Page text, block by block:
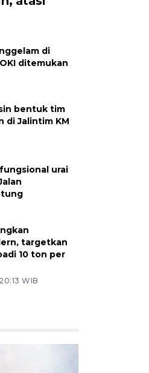
di
ditemukan
bentuk tim
di Jalintim KM
urai
targetkan
10 ton per
WIB